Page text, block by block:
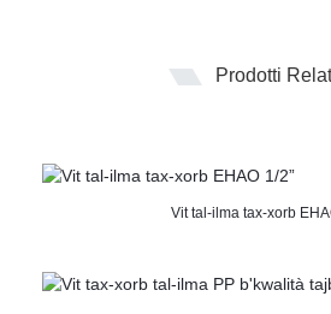
Prodotti
Vit tal-ilma tax-xorb